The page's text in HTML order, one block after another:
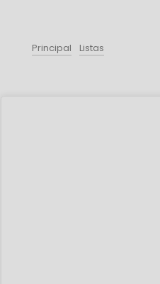
Principal Listas